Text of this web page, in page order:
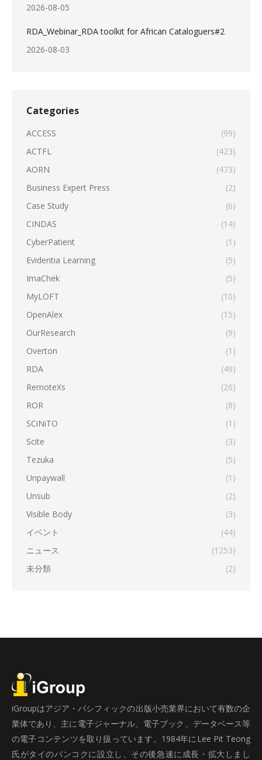
2026-08-05
RDA_Webinar_RDA toolkit for African Cataloguers#2
2026-08-03
Categories
ACCESS
(99)
ACTFL
(423)
AORN
(473)
Business Expert Press
(2)
Case Study
(6)
CINDAS
(14)
CyberPatient
(1)
Evidentia Learning
(5)
ImaChek
(5)
MyLOFT
(10)
OpenAlex
(15)
OurResearch
(9)
Overton
(1)
RDA
(49)
RemoteXs
(26)
ROR
(8)
SCiNiTO
(1)
Scite
(3)
Tezuka
(5)
Unpaywall
(1)
Unsub
(2)
Visible Body
(3)
イベント
(44)
ニュース
(1253)
未分類
(2)
iGroupはアジア・パシフィックの出版小売業界において有数の企
業体であり、主に電子ジャーナル、電子ブック、データベース等
の電子コンテンツを取り扱っています。1984年にLee Pit Teong
氏がタイのバンコクに設立し、その後急速に成長・拡大しまし